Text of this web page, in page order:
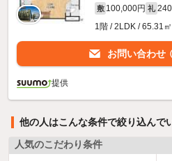
敷 100,000円 礼
1階 / 2LDK / 65.31㎡
お問い合わせ
提供
他の人はこんな条件で絞り込んで
人気のこだわり条件